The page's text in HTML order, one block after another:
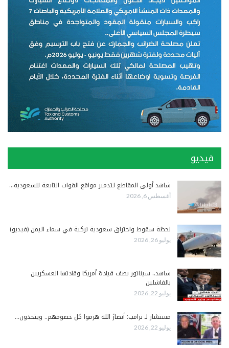
فيديو
شاهد أولى المقاطع لتدمير مواقع القوات التابعة للسعودية…
أغسطس 6, 2026
لحظة سقوط واحتراق سعودية تركية في سماء اليمن (فيديو)
يوليو 26, 2026
شاهد.. سيناتور يصف قيادة أمريكا وقادتها العسكريين
بالفاشلين
يوليو 22, 2026
مستشار لـ ترامب: أنصارُ الله هزموا كل خصومهم.. ويتحدون…
يوليو 22, 2026